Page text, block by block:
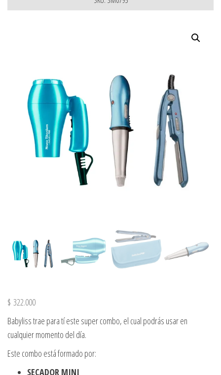
$ 322.000
Babyliss trae para tí este super combo, el cual podrás usar en
cualquier momento del día.
Este combo está formado por:
SECADOR MINI